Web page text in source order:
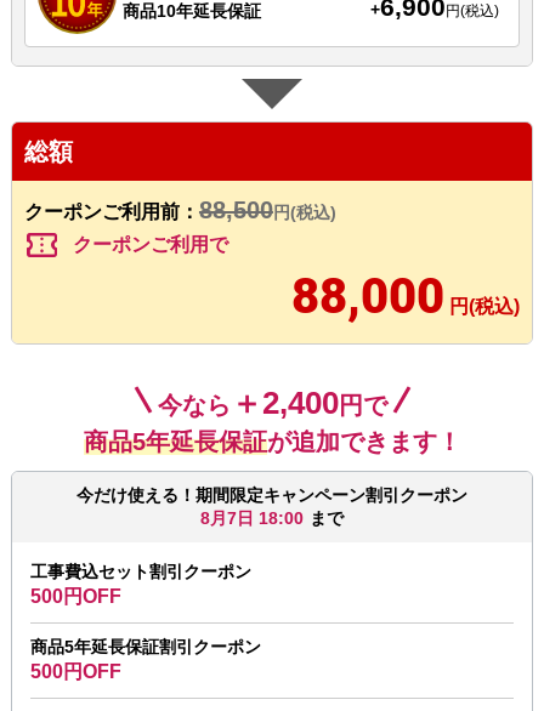
商品10年延長保証
+6,900円(税込)
総額
クーポンご利用前： 88,500円(税込)
confirmation_number クーポンご利用で
88,000 円(税込)
今なら ＋2,400円で
商品5年延長保証が追加できます！
今だけ使える！期間限定キャンペーン割引クーポン
8月7日 18:00 まで
工事費込セット割引クーポン
500円OFF
商品5年延長保証割引クーポン
500円OFF